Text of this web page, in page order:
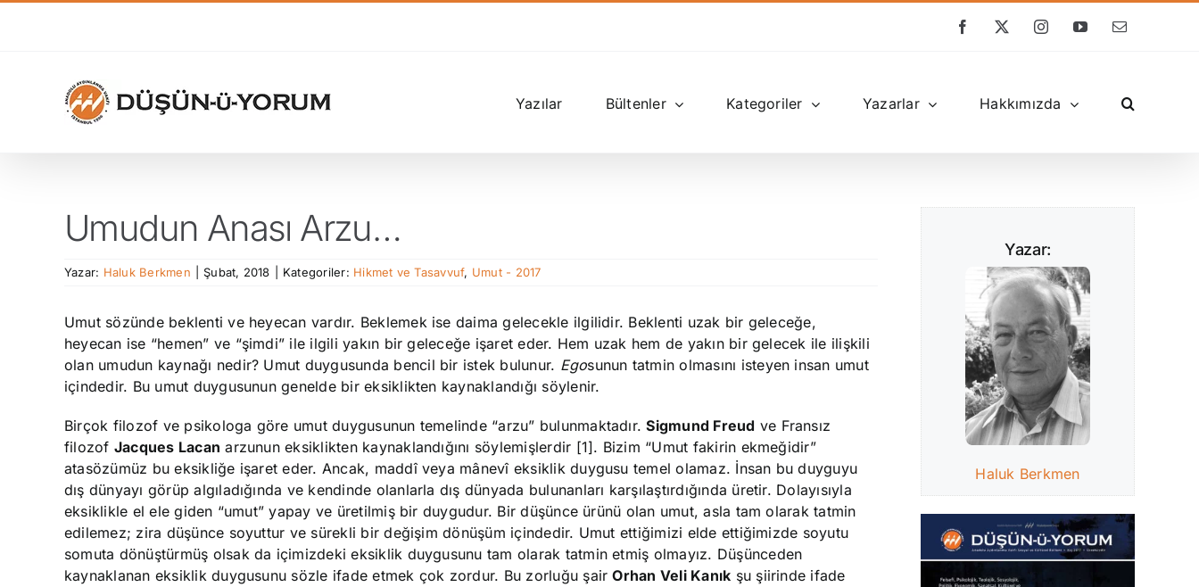
Facebook
X InstagramYouTube
E-
Yazılar Bültenler Kategoriler Yazarlar Hakkımızda
Umudun Anası Arzu…
Yazar: Haluk Berkmen Şubat, 2018 Kategoriler: Hikmet ve Tasavvuf, Umut - 2017
Umut sözünde beklenti ve heyecan vardır. Beklemek ise daima gelecekle ilgilidir. Beklenti uzak bir geleceğe,
heyecan ise “hemen” ve “şimdi” ile ilgili yakın bir geleceğe işaret eder. Hem uzak hem de yakın bir gelecek ile ilişkili
olan umudun kaynağı nedir? Umut duygusunda bencil bir istek bulunur. Egosunun tatmin olmasını isteyen insan umut
içindedir. Bu umut duygusunun genelde bir eksiklikten kaynaklandığı söylenir.
Birçok filozof ve psikologa göre umut duygusunun temelinde “arzu” bulunmaktadır.Sigmund Freud ve Fransız
filozof Jacques Lacan arzunun eksiklikten kaynaklandığını söylemişlerdir [1]. Bizim “Umut fakirin ekmeğidir”
atasözümüz bu eksikliğe işaret eder. Ancak, maddî veya mânevî eksiklik duygusu temel olamaz. İnsan bu duyguyu
dış dünyayı görüp algıladığında ve kendinde olanlarla dış dünyada bulunanları karşılaştırdığında üretir. Dolayısıyla
eksiklikle el ele giden “umut” yapay ve üretilmiş bir duygudur. Bir düşünce ürünü olan umut, asla tam olarak tatmin
edilemez; zira düşünce soyuttur ve sürekli bir değişim dönüşüm içindedir. Umut ettiğimizi elde ettiğimizde soyutu
somuta dönüştürmüş olsak da içimizdeki eksiklik duygusunu tam olarak tatmin etmiş olmayız. Düşünceden
kaynaklanan eksiklik duygusunu sözle ifade etmek çok zordur. Bu zorluğu şairOrhan Veli Kanık şu şiirinde ifade
Yazar:
Haluk Berkmen